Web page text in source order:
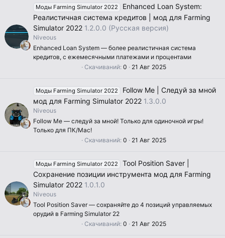
0
з
в
ё
з
Моды Farming Simulator 2022
Enhanced Loan System:
Реалистичная система кредитов | мод для Farming
Simulator 2022 1.2.0.0 (Русская версия)
Niveous
Enhanced Loan System — более реалистичная система
кредитов, с ежемесячными платежами и процентами
0
0
з
в
ё
д
Скачиваний 0 21 Авг 2025
Моды Farming Simulator 2022
Follow Me | Следуй за мной
мод для Farming Simulator 2022 1.3.0.0
Niveous
Follow Me — следуй за мной! Только для одиночной игры!
Только для ПК/Mac!
0
0
з
в
ё
з
Скачиваний 0 21 Авг 2025
Моды Farming Simulator 2022
Tool Position Saver |
Сохранение позиции инструмента мод для Farming
Simulator 2022 1.0.1.0
Niveous
Tool Position Saver — сохраняйте до 4 позиций управляемых
орудий в Farming Simulator 22
0 Скачиваний 0 21 Авг 2025